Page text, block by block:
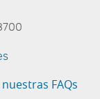
FAQs